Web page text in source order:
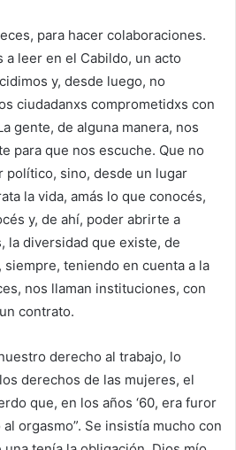
para hacer colaboraciones.
a leer en el Cabildo, un acto
y, desde luego, no
ciudadanxs comprometidxs con
gente, de alguna manera, nos
para que nos escuche. Que no
político, sino, desde un lugar
la vida, amás lo que conocés,
y, de ahí, poder abrirte a
la diversidad que existe, de
teniendo en cuenta a la
nos llaman instituciones, con
contrato.
derecho al trabajo, lo
derechos de las mujeres, el
que, en los años ‘60, era furor
orgasmo”. Se insistía mucho con